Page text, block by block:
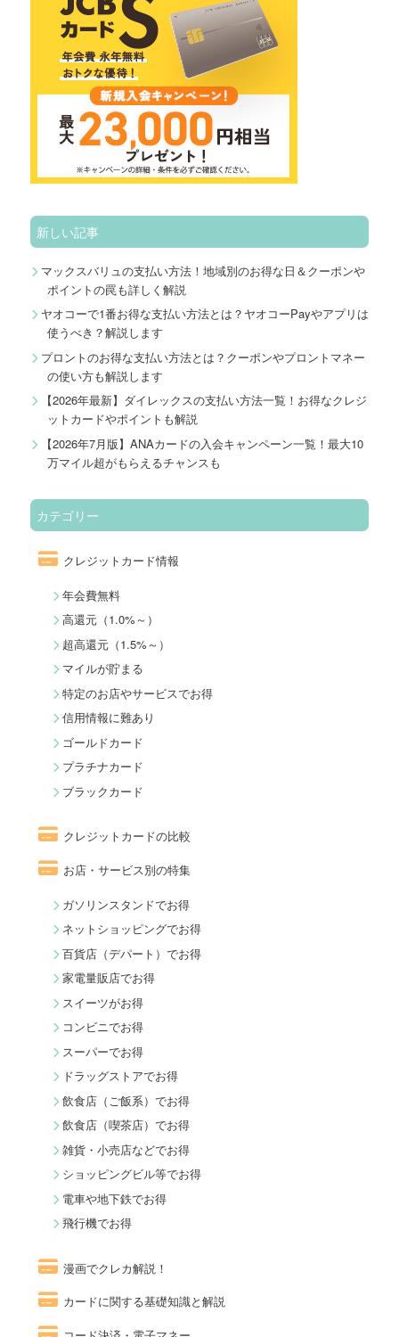
新しい記事
マックスバリュの支払い方法！地域別のお得な日＆クーポンや
ポイントの罠も詳しく解説
ヤオコーで1番お得な支払い方法とは？ヤオコーPayやアプリは
使うべき？解説します
プロントのお得な支払い方法とは？クーポンやプロントマネー
の使い方も解説します
【2026年最新】ダイレックスの支払い方法一覧！お得なクレジ
ットカードやポイントも解説
【2026年7月版】ANAカードの入会キャンペーン一覧！最大10
万マイル超がもらえるチャンスも
カテゴリー
クレジットカード情報
年会費無料
高還元（1.0%～）
超高還元（1.5%～）
マイルが貯まる
特定のお店やサービスでお得
信用情報に難あり
ゴールドカード
プラチナカード
ブラックカード
クレジットカードの比較
お店・サービス別の特集
ガソリンスタンドでお得
ネットショッピングでお得
百貨店（デパート）でお得
家電量販店でお得
スイーツがお得
コンビニでお得
スーパーでお得
ドラッグストアでお得
飲食店（ご飯系）でお得
飲食店（喫茶店）でお得
雑貨・小売店などでお得
ショッピングビル等でお得
電車や地下鉄でお得
飛行機でお得
漫画でクレカ解説！
カードに関する基礎知識と解説